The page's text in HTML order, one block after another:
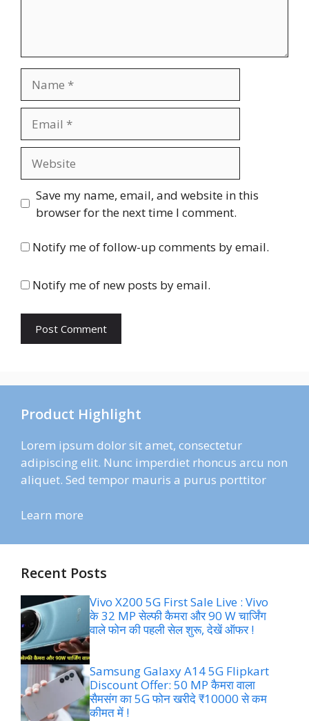
Save my name, email, and website in this
browser for the next time I comment.
Notify me of follow-up comments by email.
Notify me of new posts by email.
Product Highlight
Lorem ipsum dolor sit amet, consectetur
adipiscing elit. Nunc imperdiet rhoncus arcu non
aliquet. Sed tempor mauris a purus porttitor
Learn more
Recent Posts
Vivo X200 5G First Sale Live : Vivo
के 32 MP सेल्फी कैमरा और 90 W चार्जिंग
वाले फोन की पहली सेल शुरू, देखें ऑफर !
Samsung Galaxy A14 5G Flipkart
Discount Offer: 50 MP कैमरा वाला
सैमसंग का 5G फोन खरीदे ₹10000 से कम
कीमत में !